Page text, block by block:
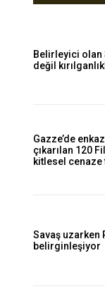
Belirleyici olan
değil
Gazze’de
çıkarılan 120
kitlesel cenaze
Savaş uzarken
belirginleşiyor